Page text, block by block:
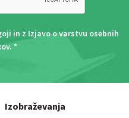
in z Izjavo o varstvu osebnih
. *
Izobraževanja